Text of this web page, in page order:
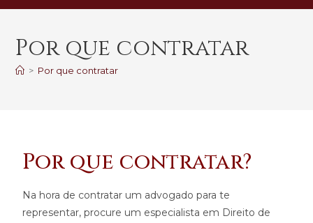
Por que contratar
> Por que contratar
Por que contratar?
Na hora de contratar um advogado para te
representar, procure um especialista em Direito de